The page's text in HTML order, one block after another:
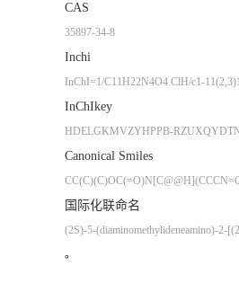
CAS
35897-34-8
Inchi
InChI=1/C11H22N4O4.ClH/c1-
InChIkey
HDELGKMVZYHPPB-
Canonical Smiles
国际化联命名
(2S)-5-(diaminomethylideneamino)-2-
。